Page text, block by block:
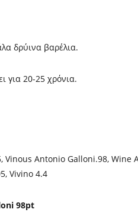
δρύινα βαρέλια.
για 20-25 χρόνια.
Vinous Antonio Galloni.98, Wine
Vivino 4.4
98pt